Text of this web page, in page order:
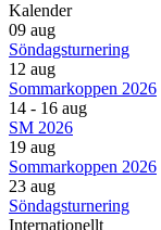
Kalender
09 aug
Söndagsturnering
12 aug
Sommarkoppen 2026
14 - 16 aug
SM 2026
19 aug
Sommarkoppen 2026
23 aug
Söndagsturnering
Internationellt